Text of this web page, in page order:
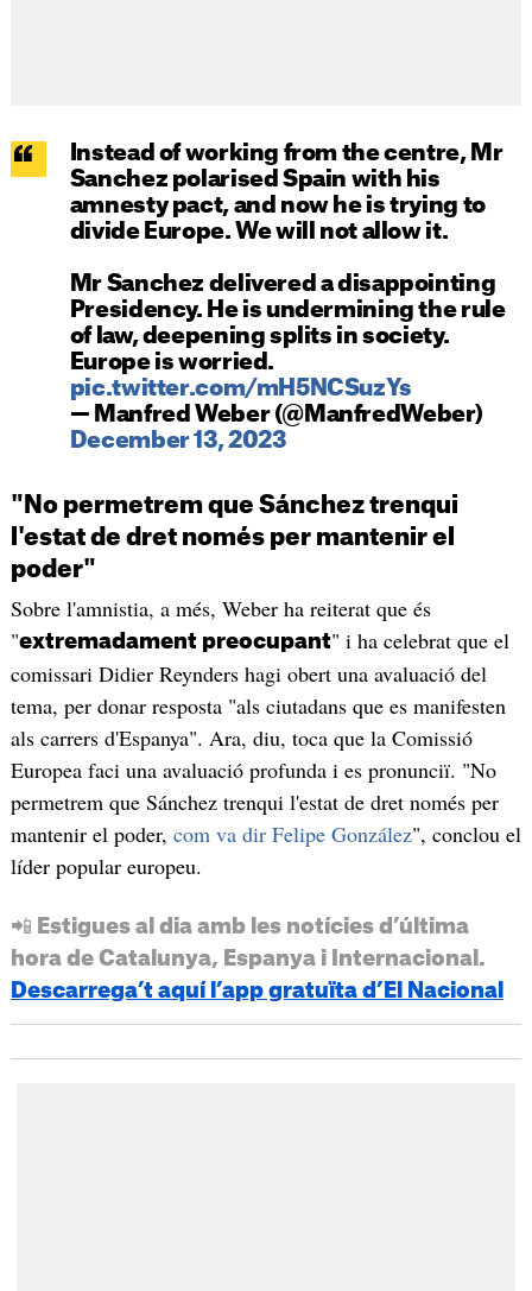
Instead of working from the centre, Mr
Sanchez polarised Spain with his
amnesty pact, and now he is trying to
divide Europe. We will not allow it.
Mr Sanchez delivered a disappointing
Presidency. He is undermining the rule
of law, deepening splits in society.
Europe is worried.
pic.twitter.com/mH5NCSuzYs
— Manfred Weber (@ManfredWeber)
December 13, 2023
"No permetrem que Sánchez trenqui
l'estat de dret només per mantenir el
poder"
Sobre l'amnistia, a més, Weber ha reiterat que és
"extremadament preocupant" i ha celebrat que el
comissari Didier Reynders hagi obert una avaluació del
tema, per donar resposta "als ciutadans que es manifesten
als carrers d'Espanya". Ara, diu, toca que la Comissió
Europea faci una avaluació profunda i es pronunciï. "No
permetrem que Sánchez trenqui l'estat de dret només per
mantenir el poder, com va dir Felipe González", conclou el
líder popular europeu.
📲 Estigues al dia amb les notícies d’última
hora de Catalunya, Espanya i Internacional.
Descarrega’t aquí l’app gratuïta d’El Nacional